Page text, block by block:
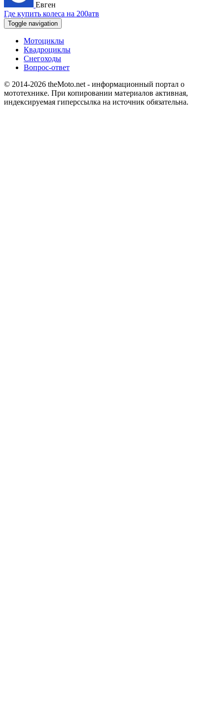
Евген
Где купить колеса на 200атв
Toggle navigation
Мотоциклы
Квадроциклы
Снегоходы
Вопрос-ответ
© 2014-2026 theMoto.net - информационный портал о
мототехнике. При копировании материалов активная,
индексируемая гиперссылка на источник обязательна.